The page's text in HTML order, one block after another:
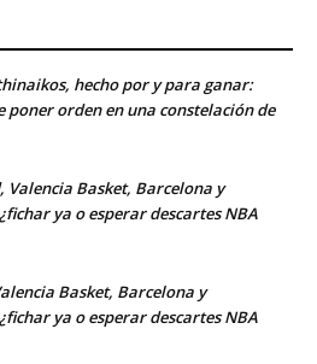
hecho por y para ganar:
poner orden en una constelación de
Valencia Basket, Barcelona y
ya o esperar descartes NBA
Basket, Barcelona y
ya o esperar descartes NBA